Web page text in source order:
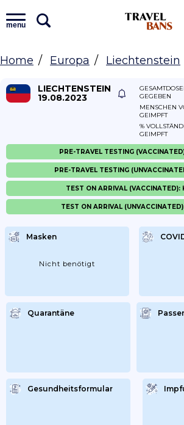
menu
Home Europa Liechtenstein
LIECHTENSTEIN
19.08.2023
GEGEBEN
MENSCHEN
GEIMPFT
%
GEIMPFT
Masken
Nicht benötigt
Quarantäne
Gesundheitsformular
PRE-TRAVEL TESTING
PRE-TRAVEL TESTING
TEST ON ARRIVAL (VACCINATED):
TEST ON ARRIVAL